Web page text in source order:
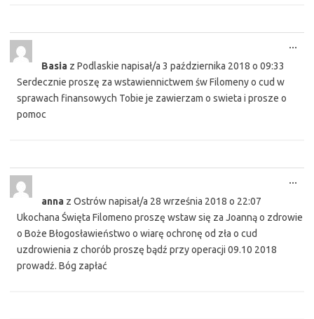
Basia z Podlaskie napisał/a 3 października 2018 o 09:33
Serdecznie proszę za wstawiennictwem św Filomeny o cud w
sprawach finansowych Tobie je zawierzam o swieta i prosze o
pomoc
...
anna z Ostrównapisał/a 28 września 2018 o 22:07
Ukochana Święta Filomeno proszę wstaw się za Joanną o zdrowie
o Boże Błogosławieństwo o wiarę ochronę od zła o cud
uzdrowienia z chorób proszę bądź przy operacji 09.10 2018
prowadź. Bóg zapłać
...